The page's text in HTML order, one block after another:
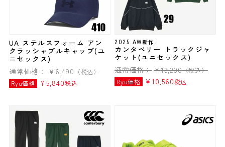
UA ステルスフォーム アン
クラッシャブルキャップ(ユ
ニセックス)
通常価格： ¥6,490（税込）
Ryu価格
¥ 5,840税込
2025 AW新作
カンタベリー トラックジャ
ケット(ユニセックス)
通常価格： ¥13,200（税込）
Ryu価格
¥ 10,560税込